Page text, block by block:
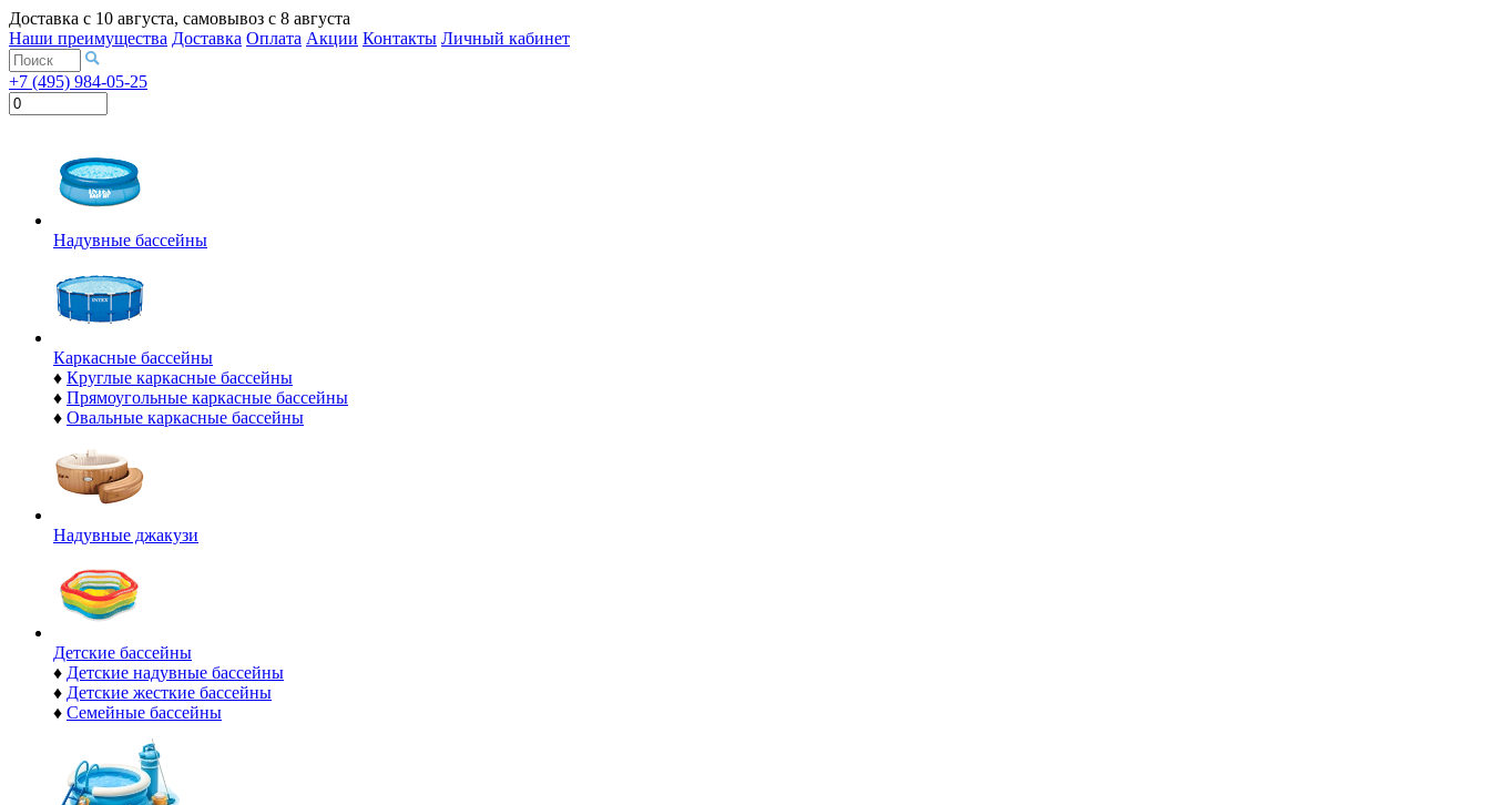
Доставка с 10 августа, самовывоз с 8 августа
Наши преимущества Доставка Оплата Акции Контакты Личный кабинет
+7 (495) 984-05-25
Надувные бассейны
Каркасные бассейны
♦ Круглые каркасные бассейны
♦ Прямоугольные каркасные бассейны
♦ Овальные каркасные бассейны
Надувные джакузи
Детские бассейны
♦ Детские надувные бассейны
♦ Детские жесткие бассейны
♦ Семейные бассейны